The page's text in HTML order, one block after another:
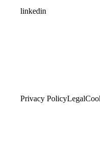
linkedin
Privacy PolicyLegal